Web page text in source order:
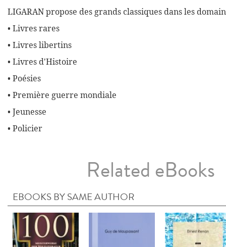
LIGARAN propose des grands classiques dans les
• Livres rares
• Livres libertins
• Livres d'Histoire
• Poésies
• Première guerre mondiale
• Jeunesse
• Policier
Related eBooks
EBOOKS BY SAME AUTHOR